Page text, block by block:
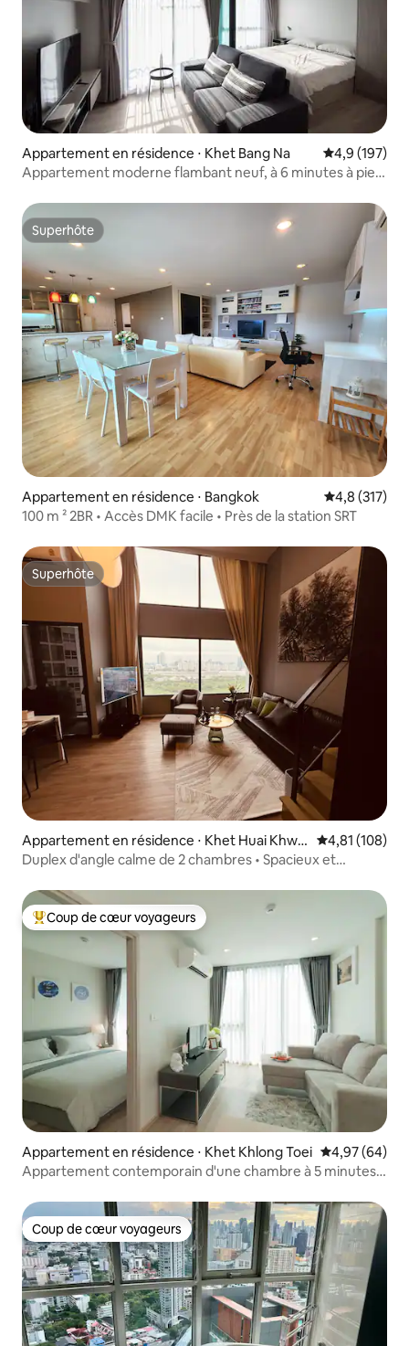
Appartement en résidence ⋅ Khet Bang Na Évaluation
4,9 (197)
Appartement moderne flambant neuf, à 6 minutes à pied
Superhôte
Superhôte
Appartement en résidence ⋅ Bangkok Évaluation
4,8 (317)
100 m ² 2BR • Accès DMK facile • Près de la station SRT
Superhôte
Superhôte
Appartement en résidence ⋅ Khet Huai Khwa
ng
Évaluation
4,81 (108)
Duplex d'angle calme de 2 chambres • Spacieux et
Coups de cœur voyageurs les plus appréciés
Coup de cœur voyageurs
Appartement en résidence ⋅ Khet Khlong Toei Évaluation
4,97 (64)
Appartement contemporain d'une chambre à 5 minutes à
Coup de cœur voyageurs
Coup de cœur voyageurs